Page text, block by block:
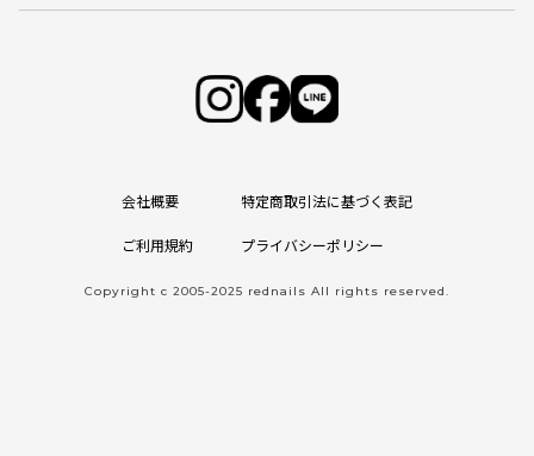
会社概要 特定商取引法に基づく表記
ご利用規約 プライバシーポリシー
Copyright c 2005-2025 rednails All rights reserved.